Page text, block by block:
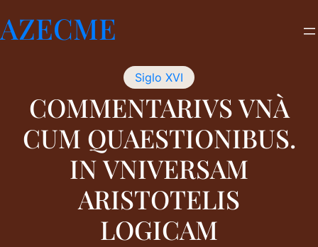
al
contenido
AZECME
Siglo XVI
COMMENTARIVS VNÀ
CUM QUAESTIONIBUS.
IN VNIVERSAM
ARISTOTELIS
LOGICAM